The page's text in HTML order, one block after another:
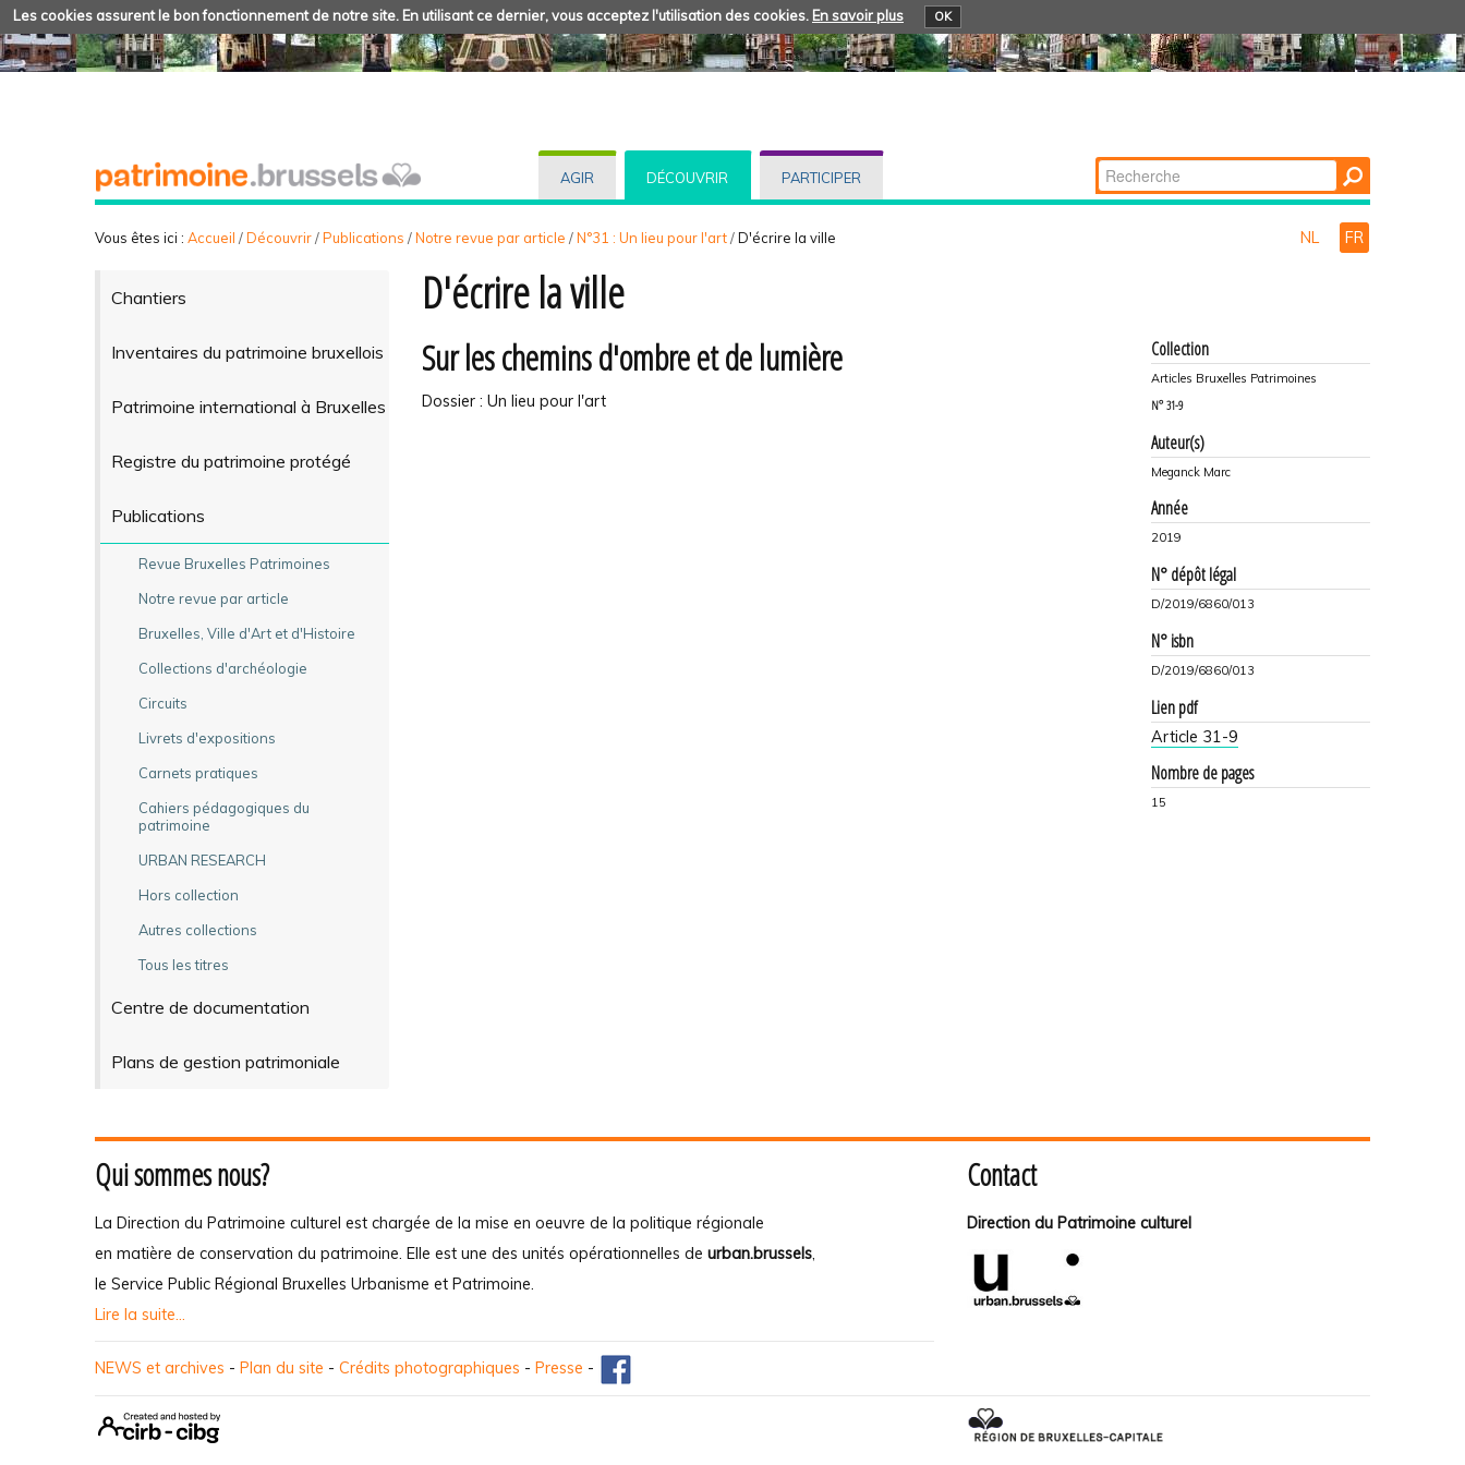
Les cookies assurent le bon fonctionnement de notre site. En utilisant ce dernier, vous acceptez l'utilisation des cookies. En savoir plus OK
AGIR DÉCOUVRIR PARTICIPER Chercher par
Recherche
Vous êtes ici : Accueil /Découvrir/Publications /Notre revue par article /N°31 : Un lieu pour l'art/D'écrire la ville NL FR
Chantiers
Inventaires du patrimoine bruxellois
Patrimoine international à Bruxelles
Registre du patrimoine protégé
Publications
Revue Bruxelles Patrimoines
Notre revue par article
Bruxelles, Ville d'Art et d'Histoire
Collections d'archéologie
Circuits
Livrets d'expositions
Carnets pratiques
Cahiers pédagogiques du
patrimoine
URBAN RESEARCH
Hors collection
Autres collections
Tous les titres
Centre de documentation
Plans de gestion patrimoniale
D'écrire la ville
Sur les chemins d'ombre et de lumière
Dossier : Un lieu pour l'art
Collection
Articles Bruxelles Patrimoines
N° 31-9
Auteur(s)
Meganck Marc
Année
2019
N° dépôt légal
D/2019/6860/013
N° isbn
D/2019/6860/013
Lien pdf
Article 31-9
Nombre de pages
15
Qui sommes nous?
La Direction du Patrimoine culturel est chargée de la mise en oeuvre de la politique régionale
en matière de conservation du patrimoine. Elle est une des unités opérationnelles de urban.brussels,
le Service Public Régional Bruxelles Urbanisme et Patrimoine.
Lire la suite...
Contact
Direction du Patrimoine culturel
NEWS et archives - Plan du site - Crédits photographiques - Presse -